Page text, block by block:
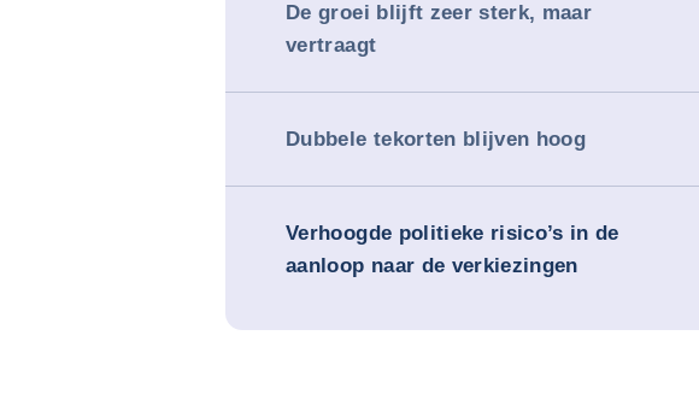
De groei blijft zeer sterk, maar
vertraagt
Dubbele tekorten blijven hoog
Verhoogde politieke risico’s in de
aanloop naar de verkiezingen